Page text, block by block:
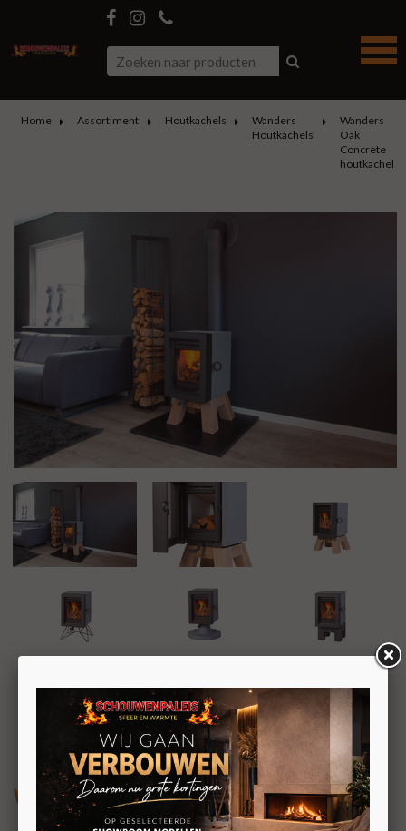
Home Assortiment Houtkachels
Wanders
Houtkachels
Wanders
Oak
Concrete
houtkachel
Wanders Oak Concrete houtkachel